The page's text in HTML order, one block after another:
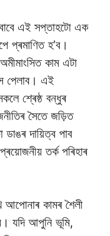
এই সপ্তাহটো এক
প্ৰমাণিত হ’ব।
কাম এটা
পেলাব। এই
শ্ৰেষ্ঠ বন্ধুৰ
সৈতে জড়িত
দায়িত্ব পাব
তৰ্ক পৰিহাৰ
আপোনাৰ কামৰ শৈলী
যদি আপুনি ভূমি,